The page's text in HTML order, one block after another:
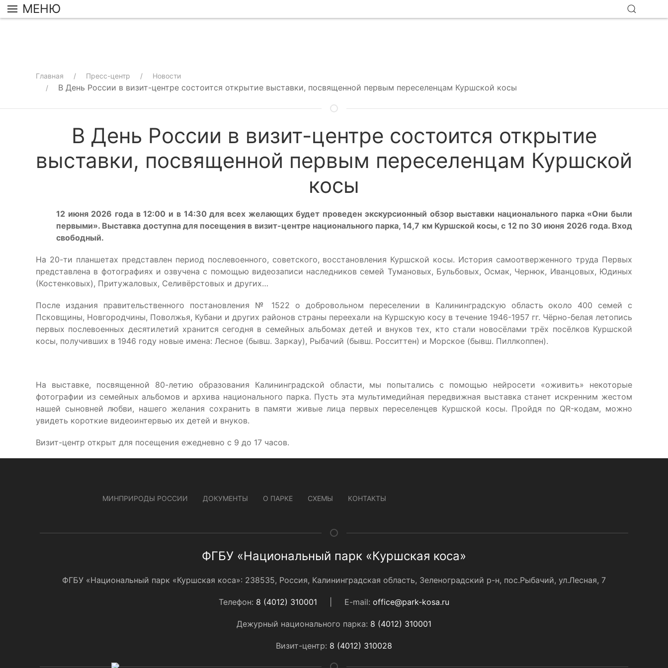
МЕНЮ
Главная Пресс-центр Новости
В День России в визит-центре состоится открытие выставки, посвященной первым переселенцам Куршской косы
В День России в визит-центре состоится открытие
выставки, посвященной первым переселенцам Куршской
косы
12 июня 2026 года в 12:00 и в 14:30 для всех желающих будет проведен экскурсионный обзор выставки национального парка «Они были
первыми». Выставка доступна для посещения в визит-центре национального парка, 14,7 км Куршской косы, с 12 по 30 июня 2026 года. Вход
свободный.
На 20-ти планшетах представлен период послевоенного, советского, восстановления Куршской косы. История самоотверженного труда Первых
представлена в фотографиях и озвучена с помощью видеозаписи наследников семей Тумановых, Бульбовых, Осмак, Чернюк, Иванцовых, Юдиных
(Костенковых), Притужаловых, Селивёрстовых и других…
После издания правительственного постановления № 1522 о добровольном переселении в Калининградскую область около 400 семей с
Псковщины, Новгородчины, Поволжья, Кубани и других районов страны переехали на Куршскую косу в течение 1946-1957 гг. Чёрно-белая летопись
первых послевоенных десятилетий хранится сегодня в семейных альбомах детей и внуков тех, кто стали новосёлами трёх посёлков Куршской
косы, получивших в 1946 году новые имена: Лесноe (бывш. Заркау), Рыбачий (бывш. Росситтен) и Морское (бывш. Пиллкоппен).
На выставке, посвященной 80-летию образования Калининградской области, мы попытались с помощью нейросети «оживить» некоторые
фотографии из семейных альбомов и архива национального парка. Пусть эта мультимедийная передвижная выставка станет искренним жестом
нашей сыновней любви, нашего желания сохранить в памяти живые лица первых переселенцев Куршской косы. Пройдя по QR-кодам, можно
увидеть короткие видеоинтервью их детей и внуков.
Визит-центр открыт для посещения ежедневно с 9 до 17 часов.
МИНПРИРОДЫ РОССИИ ДОКУМЕНТЫ О ПАРКЕ СХЕМЫ КОНТАКТЫ
ФГБУ «Национальный парк «Куршская коса»
ФГБУ «Национальный парк «Куршская коса»: 238535, Россия, Калининградская область, Зеленоградский р-н, пос.Рыбачий, ул.Лесная, 7
Телефон: 8 (4012) 310001 E-mail: office@park-kosa.ru
Дежурный национального парка: 8 (4012) 310001
Визит-центр: 8 (4012) 310028